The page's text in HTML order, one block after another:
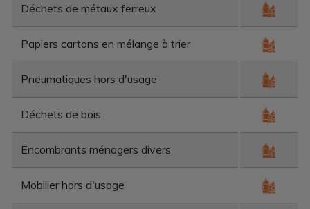
Déchets de métaux ferreux
Papiers cartons en mélange à trier
Pneumatiques hors d'usage
Déchets de bois
Encombrants ménagers divers
Mobilier hors d'usage